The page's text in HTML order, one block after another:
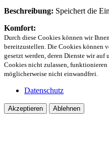
Beschreibung: Speichert die
Komfort:
Durch diese Cookies können wir
bereitzustellen. Die Cookies können
gesetzt werden, deren Dienste wir auf
Cookies nicht zulassen,
möglicherweise nicht einwandfrei.
Datenschutz
Akzeptieren Ablehnen